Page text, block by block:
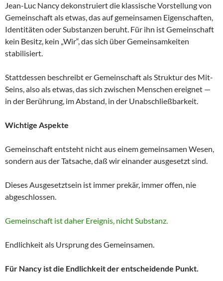
Jean-Luc Nancy dekonstruiert die klassische Vorstellung von
Gemeinschaft als etwas, das auf gemeinsamen Eigenschaften,
Identitäten oder Substanzen beruht. Für ihn ist Gemeinschaft
kein Besitz, kein „Wir“, das sich über Gemeinsamkeiten
stabilisiert.
Stattdessen beschreibt er Gemeinschaft als Struktur des Mit-
Seins, also als etwas, das sich zwischen Menschen ereignet —
in der Berührung, im Abstand, in der Unabschließbarkeit.
Wichtige Aspekte
Gemeinschaft entsteht nicht aus einem gemeinsamen Wesen,
sondern aus der Tatsache, daß wir einander ausgesetzt sind.
Dieses Ausgesetztsein ist immer prekär, immer offen, nie
abgeschlossen.
Gemeinschaft ist daher Ereignis, nicht Substanz.
Endlichkeit als Ursprung des Gemeinsamen.
Für Nancy ist die Endlichkeit der entscheidende Punkt.